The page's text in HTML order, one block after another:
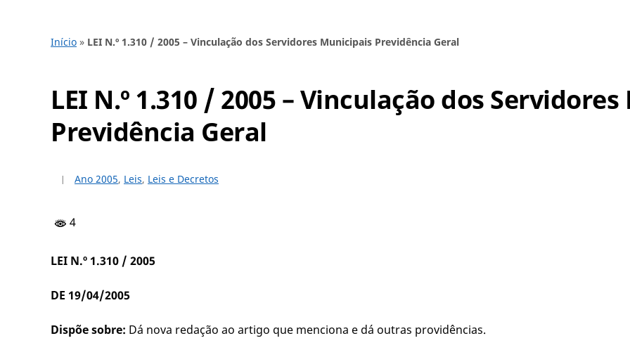
Início » LEI N.º 1.310 / 2005 – Vinculação dos Servidores Municipais Previdência Geral
LEI N.º 1.310 / 2005 – Vinculação dos
Previdência Geral
Ano 2005, Leis, Leis e Decretos
4
LEI N.º 1.310 / 2005
DE 19/04/2005
Dispõe sobre: Dá nova redação ao artigo que menciona e dá outras providências.